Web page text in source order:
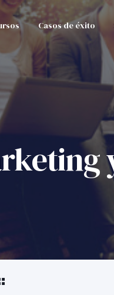
Casos de éxito